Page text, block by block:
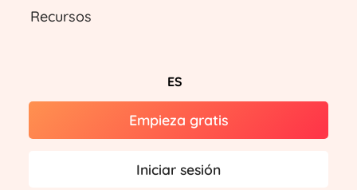
Recursos
ES
Empieza gratis
Iniciar sesión